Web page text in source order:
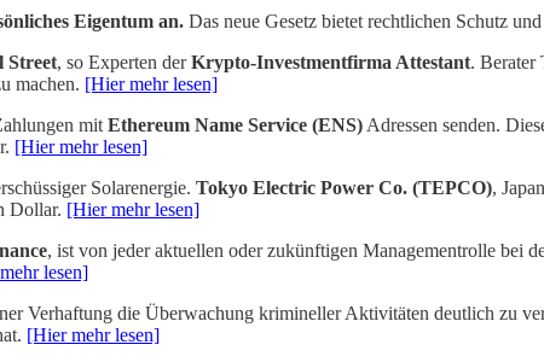
Eigentum an. Das neue Gesetz bietet rechtlichen Schutz
Street, so Experten derKrypto-Investmentfirma Attestant. Berater
machen. [Hier mehr lesen]
mit Ethereum Name Service (ENS) Adressen senden.
[Hier mehr lesen]
Solarenergie. Tokyo Electric Power Co. (TEPCO),
Dollar. [Hier mehr lesen]
, ist von jeder aktuellen oder zukünftigen Managementrolle bei
lesen]
Verhaftung die Überwachung krimineller Aktivitäten deutlich zu
[Hier mehr lesen]